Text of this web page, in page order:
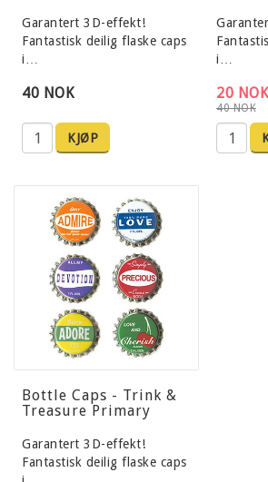
Garantert 3D-effekt!
Fantastisk deilig flaske caps
i…
40 NOK
KJØP
i…
40 NOK
20 NOK
Bottle Caps - Trink &
Treasure Primary
Garantert 3D-effekt!
Fantastisk deilig flaske caps